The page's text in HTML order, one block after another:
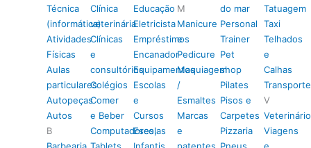
Técnica
(informática)
Atividades
Físicas
Aulas
particulares
Autopeças
Autos
B
Clínica
veterinária
Clínicas
e
consultórios
Colégios
Comer
e Beber
Computadores,
Educação
Eletricista
Empréstimos
Encanador
Equipamentos
Escolas
e
Cursos
Escolas
M
Manicure
e
Pedicure
Maquiagem
/
Esmaltes
Marcas
e
do mar
Personal
Trainer
Pet
shop
Pilates
Pisos e
Carpetes
Pizzaria
Tatuagem
Taxi
Telhados
e
Calhas
V
Veterinário
Viagens